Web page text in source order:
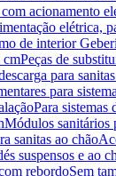
com acionamento
elétrica,
de interior
cmPeças de
para
para
Para sistemas
Módulos sanitários
sanitas ao chão
suspensos e ao
rebordoSem